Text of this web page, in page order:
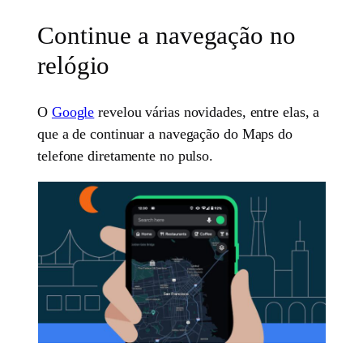
Continue a navegação no
relógio
O Google revelou várias novidades, entre elas, a
que a de continuar a navegação do Maps do
telefone diretamente no pulso.